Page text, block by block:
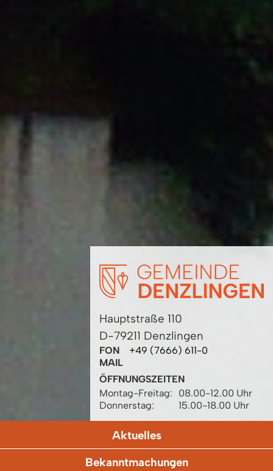
Hauptstraße 110
D-79211 Denzlingen
FON
+49 (7666) 611-0
MAIL
ÖFFNUNGSZEITEN
Montag-Freitag:
08.00-12.00 Uhr
Donnerstag:
15.00-18.00 Uhr
Aktuelles
Bekanntmachungen